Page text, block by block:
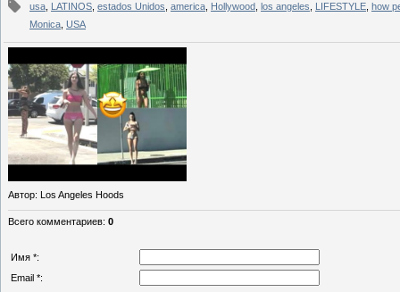
usa
LATINOS estados Unidos america Hollywood los angeles LIFESTYLE how
Monica USA
Автор: Los Angeles Hoods
Всего комментариев: 0
Имя *:
Email *: